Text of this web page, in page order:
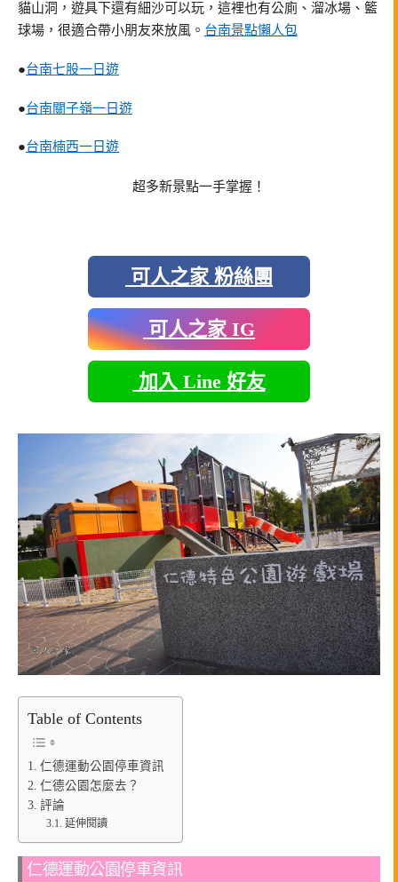
貓山洞，遊具下還有細沙可以玩，這裡也有公廁、溜冰場、籃
球場，很適合帶小朋友來放風。 台南景點懶人包
●台南七股一日遊
●台南關子嶺一日遊
●台南楠西一日遊
超多新景點一手掌握！
可人之家 粉絲團
可人之家 IG
加入 Line 好友
Table of Contents
仁德運動公園停車資訊
仁德公園怎麼去？
評論
延伸閱讀
仁德運動公園停車資訊